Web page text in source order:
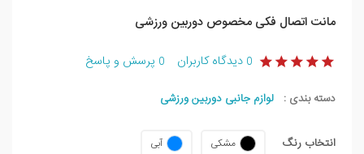
مانت اتصال فکی مخصوص دوربین ورزشی
0 دیدگاه کاربران 0 پرسش و پاسخ
دسته بندی : لوازم جانبی دوربین ورزشی
انتخاب رنگ مشکی
آبی